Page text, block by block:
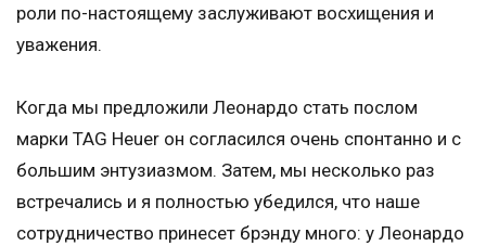
роли по-настоящему заслуживают восхищения и
уважения.
Когда мы предложили Леонардо стать послом
марки TAG Heuer он согласился очень спонтанно и с
большим энтузиазмом. Затем, мы несколько раз
встречались и я полностью убедился, что наше
сотрудничество принесет брэнду много: у Леонардо